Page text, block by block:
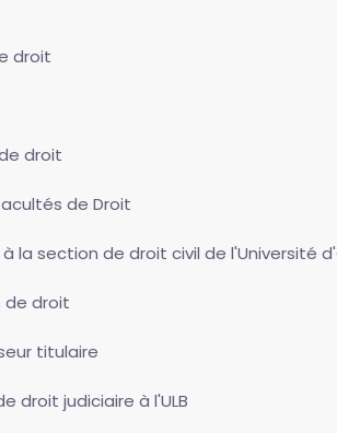
droit
droit
de Droit
la section de droit civil de l'Université
de droit
titulaire
droit judiciaire à l'ULB